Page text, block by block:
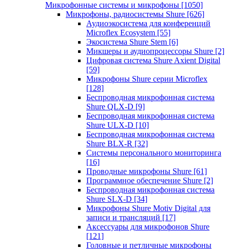
Микрофонные системы и микрофоны [1050]
Микрофоны, радиосистемы Shure [626]
Аудиоэкосистема для конференций
Microflex Ecosystem [55]
Экосистема Shure Stem [6]
Микшеры и аудиопроцессоры Shure [2]
Цифровая система Shure Axient Digital
[59]
Микрофоны Shure серии Microflex
[128]
Беспроводная микрофонная система
Shure QLX-D [9]
Беспроводная микрофонная система
Shure ULX-D [10]
Беспроводная микрофонная система
Shure BLX-R [32]
Системы персонального мониторинга
[16]
Проводные микрофоны Shure [61]
Программное обеспечение Shure [2]
Беспроводная микрофонная система
Shure SLX-D [34]
Микрофоны Shure Motiv Digital для
записи и трансляций [17]
Аксессуары для микрофонов Shure
[121]
Головные и петличные микрофоны